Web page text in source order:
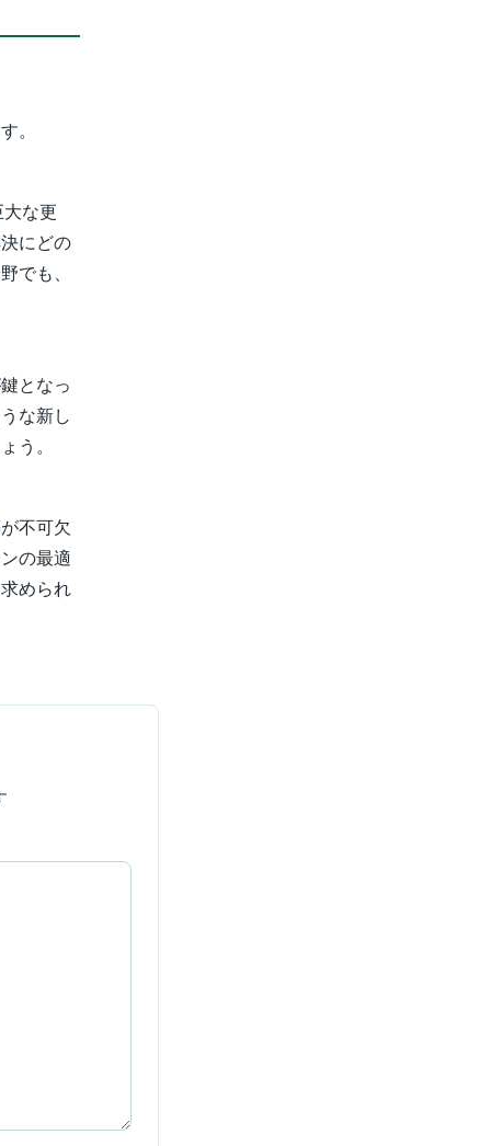
。
な更
にどの
でも、
となっ
な新し
う。
不可欠
の最適
められ